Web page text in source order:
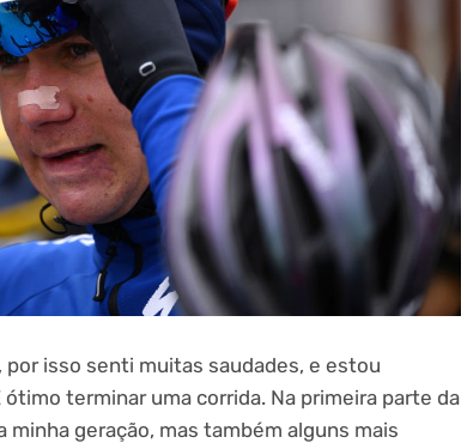
isso senti muitas saudades, e estou
terminar uma corrida. Na primeira parte da
geração, mas também alguns mais